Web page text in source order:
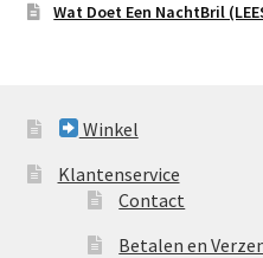
Wat Doet Een NachtBril
Winkel
Klantenservice
Contact
Betalen en